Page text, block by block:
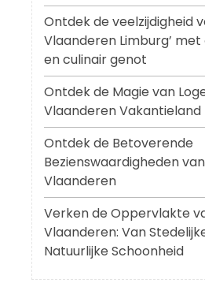
Ontdek de veelzijdigheid
Vlaanderen Limburg’
en culinair genot
Ontdek de Magie van
Vlaanderen Vakantieland
Ontdek de Betoverende
Bezienswaardigheden
Vlaanderen
Verken de Oppervlakte
Vlaanderen: Van
Natuurlijke Schoonheid